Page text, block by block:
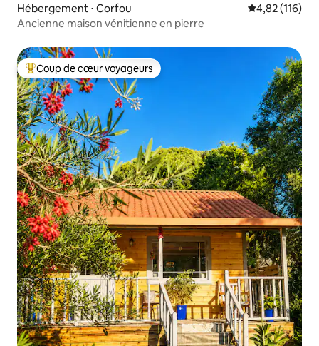
Hébergement ⋅ Corfou Évaluation
4,82 (116)
Ancienne maison vénitienne en pierre
Coups de cœur voyageurs les plus appréciés
Coup de cœur voyageurs